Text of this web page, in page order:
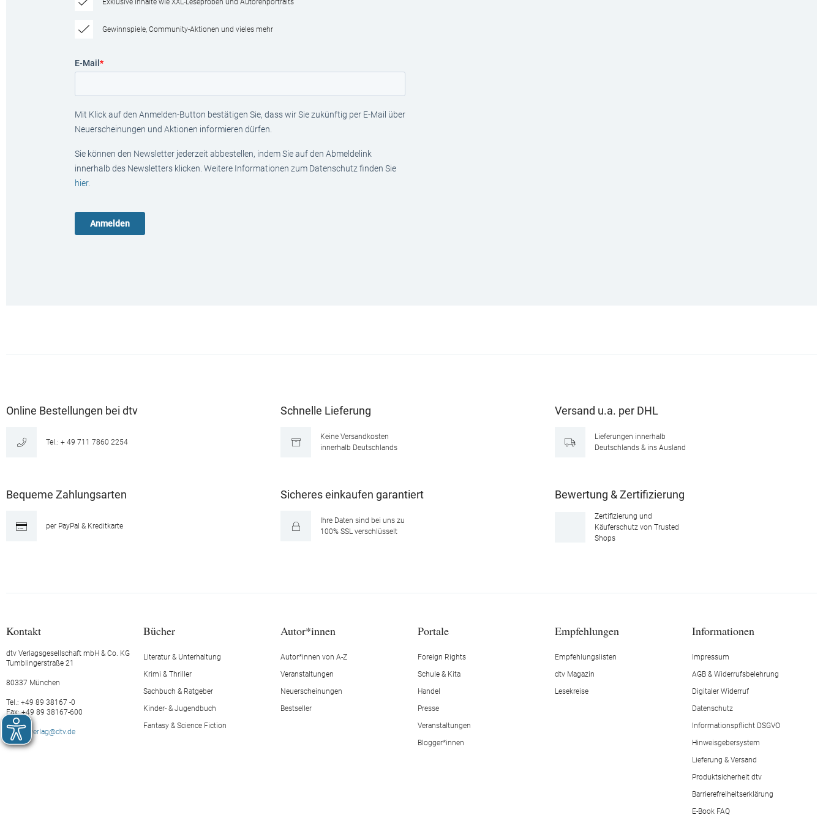
Exklusive Inhalte wie XXL-Leseproben und Autorenportraits
Gewinnspiele, Community-Aktionen und vieles mehr
E-Mail *
Mit Klick auf den Anmelden-Button bestätigen Sie, dass wir Sie zukünftig per E-Mail über
Neuerscheinungen und Aktionen informieren dürfen.
Sie können den Newsletter jederzeit abbestellen, indem Sie auf den Abmeldelink
innerhalb des Newsletters klicken. Weitere Informationen zum Datenschutz finden Sie
hier.
Online Bestellungen bei dtv
Tel.: + 49 711 7860 2254
Schnelle Lieferung
Keine Versandkosten
innerhalb Deutschlands
Versand u.a. per DHL
Lieferungen innerhalb
Deutschlands & ins Ausland
Bequeme Zahlungsarten
per PayPal & Kreditkarte
Sicheres einkaufen garantiert
Ihre Daten sind bei uns zu
100% SSL verschlüsselt
Bewertung & Zertifizierung
Zertifizierung und
Käuferschutz von Trusted
Shops
Kontakt
dtv Verlagsgesellschaft mbH & Co. KG
Tumblingerstraße 21
80337 München
Tel.: +49 89 38167 -0
Fax: +49 89 38167-600
E-Mail: verlag@dtv.de
Bücher
Literatur & Unterhaltung
Krimi & Thriller
Sachbuch & Ratgeber
Kinder- & Jugendbuch
Fantasy & Science Fiction
Autor*innen
Autor*innen von A-Z
Veranstaltungen
Neuerscheinungen
Bestseller
Portale
Foreign Rights
Schule & Kita
Handel
Presse
Veranstaltungen
Blogger*innen
Empfehlungen
Empfehlungslisten
dtv Magazin
Lesekreise
Informationen
Impressum
AGB & Widerrufsbelehrung
Digitaler Widerruf
Datenschutz
Informationspflicht DSGVO
Hinweisgebersystem
Lieferung & Versand
Produktsicherheit dtv
Barrierefreiheitserklärung
E-Book FAQ